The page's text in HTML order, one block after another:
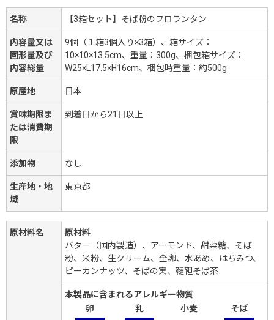
名称 【3箱セット】そば粉のフロランタン
内容量又は
固形量及び
内容総量
9個（１箱3個入り×3箱）、箱サイズ：
10×10×13.5cm、重量：300g、梱包箱サイズ：
W25×L17.5×H16cm、梱包時重量：約500g
原産地 日本
賞味期限ま
たは消費期
限
到着日から21日以上
添加物 なし
生産地・地
域
東京都
原材料名
原材料
バター（国内製造）、アーモンド、甜菜糖、そば
粉、米粉、生クリーム、全卵、水あめ、はちみつ、
ピーカンナッツ、そばの実、韃靼そば茶
本製品に含まれるアレルギー物質
卵
乳 小麦
そば